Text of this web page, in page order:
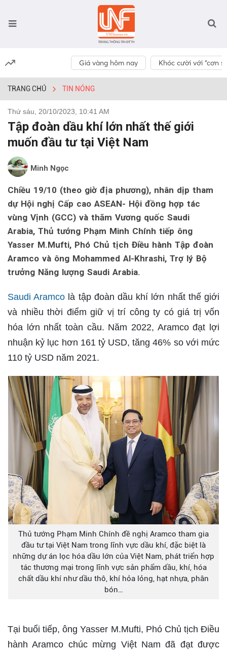
Giá vàng hôm nay Khóc cười với “cơn
TRANG CHỦ TIN NÓNG
Thứ sáu, 20/10/2023, 10:41 AM
Tập đoàn dầu khí lớn nhất thế giới
muốn đầu tư tại Việt Nam
Minh Ngọc
Chiều 19/10 (theo giờ địa phương), nhân dịp tham
dự Hội nghị Cấp cao ASEAN- Hội đồng hợp tác
vùng Vịnh (GCC) và thăm Vương quốc Saudi
Arabia, Thủ tướng Phạm Minh Chính tiếp ông
Yasser M.Mufti, Phó Chủ tịch Điều hành Tập đoàn
Aramco và ông Mohammed Al-Khrashi, Trợ lý Bộ
trưởng Năng lượng Saudi Arabia.
Saudi Aramco là tập đoàn dầu khí lớn nhất thế giới
và nhiều thời điểm giữ vị trí công ty có giá trị vốn
hóa lớn nhất toàn cầu. Năm 2022, Aramco đạt lợi
nhuận kỷ lục hơn 161 tỷ USD, tăng 46% so với mức
110 tỷ USD năm 2021.
Thủ tướng Phạm Minh Chính đề nghị Aramco tham gia
đầu tư tại Việt Nam trong lĩnh vực dầu khí, đặc biệt là
những dự án lọc hóa dầu lớn của Việt Nam, phát triển hợp
tác thương mại trong lĩnh vực sản phẩm dầu, khí, hóa
chất dầu khí như dầu thô, khí hỏa lỏng, hạt nhựa, phân
bón…
Tại buổi tiếp, ông Yasser M.Mufti, Phó Chủ tịch Điều
hành Aramco chúc mừng Việt Nam đã đạt được